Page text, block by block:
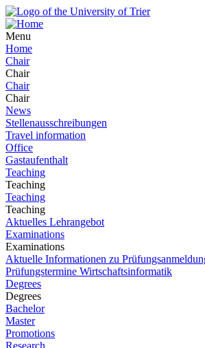
Menu
Home
Chair
Chair
Chair
Chair
News
Stellenausschreibungen
Travel information
Office
Gastaufenthalt
Teaching
Teaching
Teaching
Teaching
Aktuelles Lehrangebot
Examinations
Examinations
Aktuelle Informationen zu
Prüfungstermine Wirtschaftsinformatik
Degrees
Degrees
Bachelor
Master
Promotions
Research